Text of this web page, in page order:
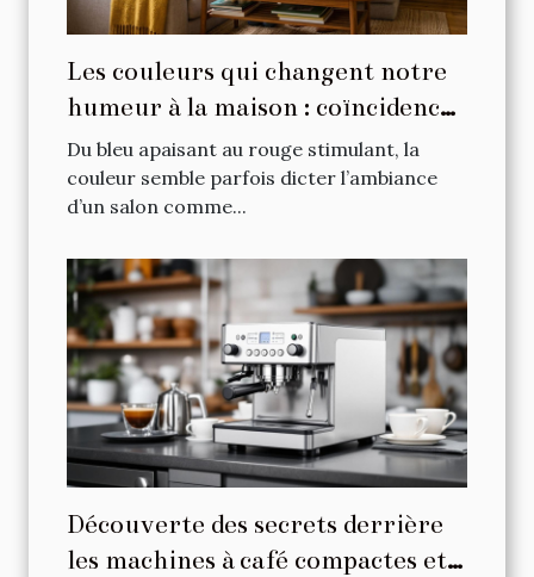
Les couleurs qui changent notre
humeur à la maison : coïncidence
ou science ?
Du bleu apaisant au rouge stimulant, la
couleur semble parfois dicter l’ambiance
d’un salon comme...
Découverte des secrets derrière
les machines à café compactes et